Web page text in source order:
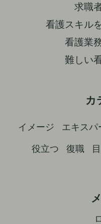
求職
看護スキル
看護業
難しい
カ
イメージ エキスパ
役立つ
復職